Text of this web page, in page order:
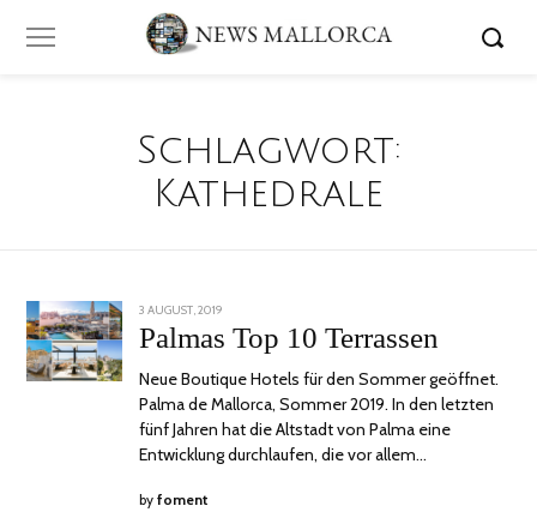
Schlagwort:
Kathedrale
POSTED
ON
3 AUGUST, 2019
JUNI,
2020
Palmas Top 10 Terrassen
Neue Boutique Hotels für den Sommer geöffnet.
Palma de Mallorca, Sommer 2019. In den letzten
fünf Jahren hat die Altstadt von Palma eine
Entwicklung durchlaufen, die vor allem…
byfoment